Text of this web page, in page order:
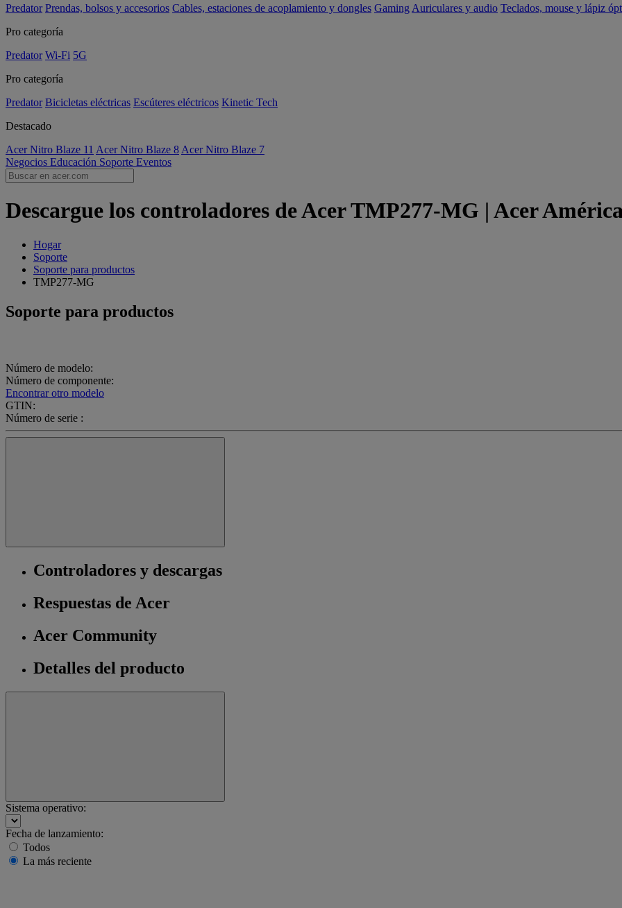
Predator Prendas, bolsos y accesorios Cables, estaciones de acoplamiento y dongles Gaming Auriculares y audio Teclados, mouse y lápiz
Pro categoría
Predator Wi-Fi 5G
Pro categoría
Predator Bicicletas eléctricas Escúteres eléctricos Kinetic Tech
Destacado
Acer Nitro Blaze 11 Acer Nitro Blaze 8 Acer Nitro Blaze 7
Negocios Educación Soporte Eventos
Descargue los controladores de Acer TMP277-MG | Acer
Hogar
Soporte
Soporte para productos
TMP277-MG
Soporte para productos
Número de modelo:
Número de componente:
Encontrar otro modelo
GTIN:
Número de serie :
Controladores y descargas
Respuestas de Acer
Acer Community
Detalles del producto
Sistema operativo:
Fecha de lanzamiento:
Todos
La más reciente